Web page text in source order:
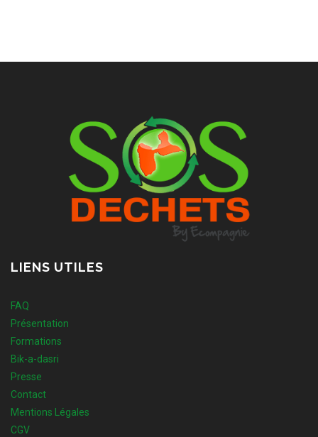
LIENS UTILES
FAQ
Présentation
Formations
Bik-a-dasri
Presse
Contact
Mentions Légales
CGV